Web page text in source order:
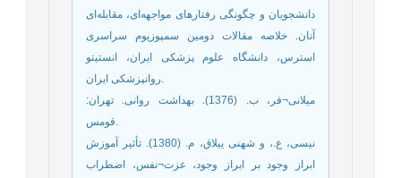
دانشجویان و چگونگی رفتارهای مواجهه‌ای، مقابله‌ای
آنان. خلاصه مقالات دومین سمپوزیوم سراسری
استرس، دانشگاه علوم پزشکی ایران، انستیتو
روانپزشکی ایران.
میلانی¬فر، ب. (1376). بهداشت روانی. تهران:
قومس.
نیسی، ع.، و شهنی ییلاق، م. (1380). تأثیر آموزش
ابراز وجود بر ابراز وجود، عزت¬نفس، اضطراب